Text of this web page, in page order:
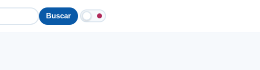
Buscar